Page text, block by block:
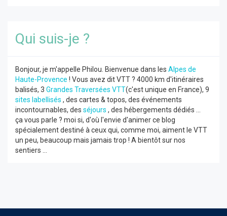
Qui suis-je ?
Bonjour, je m'appelle Philou. Bienvenue dans les Alpes de
Haute-Provence ! Vous avez dit VTT ? 4000 km d'itinéraires
balisés, 3 Grandes Traversées VTT(c'est unique en France), 9
sites labellisés , des cartes & topos, des événements
incontournables, des séjours , des hébergements dédiés ...
ça vous parle ? moi si, d'où l'envie d'animer ce blog
spécialement destiné à ceux qui, comme moi, aiment le VTT
un peu, beaucoup mais jamais trop ! A bientôt sur nos
sentiers ...